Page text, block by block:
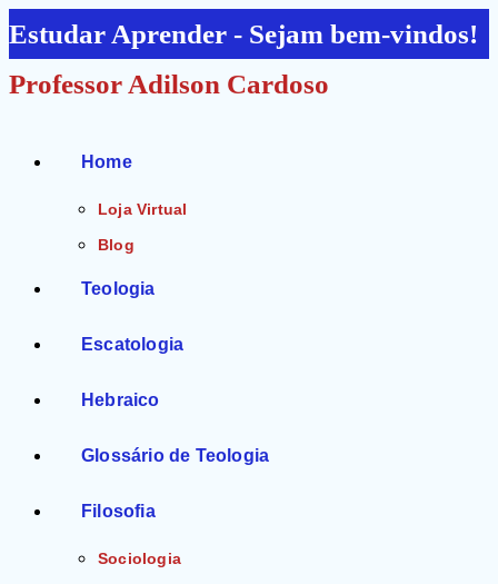
Ir
para
o
Estudar Aprender - Sejam bem-vindos!
Professor Adilson Cardoso
Home
Loja Virtual
Blog
Teologia
Escatologia
Hebraico
Glossário de Teologia
Filosofia
Sociologia